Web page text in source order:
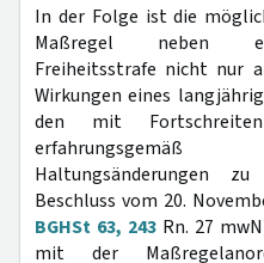
In der Folge ist die
Maßregel neben
Freiheitsstrafe nicht nur
Wirkungen eines
den mit
Haltungsänderungen
Beschluss vom 20.
BGHSt 63, 243 Rn. 27
mit der